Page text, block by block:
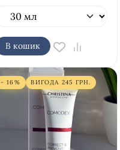
В кошик
- 16% ВИГОДА 245 ГРН.